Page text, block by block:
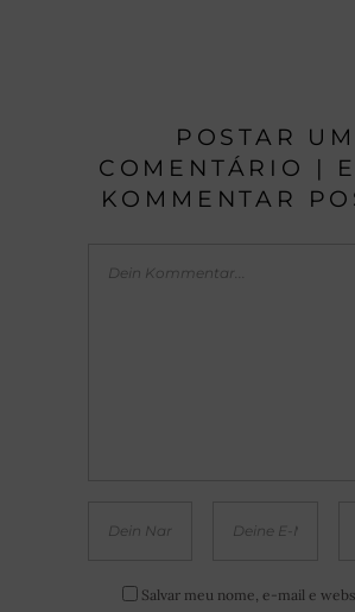
POSTAR UM
COMENTÁRIO |
KOMMENTAR
Salvar meu nome, e-mail e